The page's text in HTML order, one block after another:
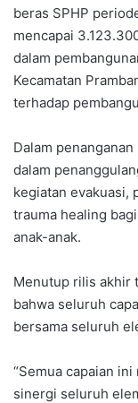
beras SPHP
mencapai
dalam
Kecamatan
terhadap
Dalam
dalam
kegiatan evakuasi,
trauma healing
anak-anak.
Menutup rilis akhir
bahwa seluruh
bersama seluruh
“Semua capaian
sinergi seluruh